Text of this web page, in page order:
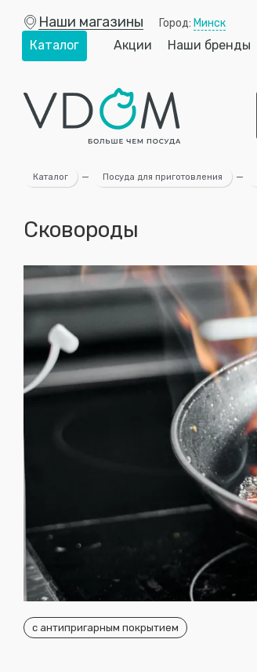
Наши магазины Город: Минск
Каталог Акции Наши бренды
Каталог — Посуда для приготовления —
Сковороды
с антипригарным покрытием